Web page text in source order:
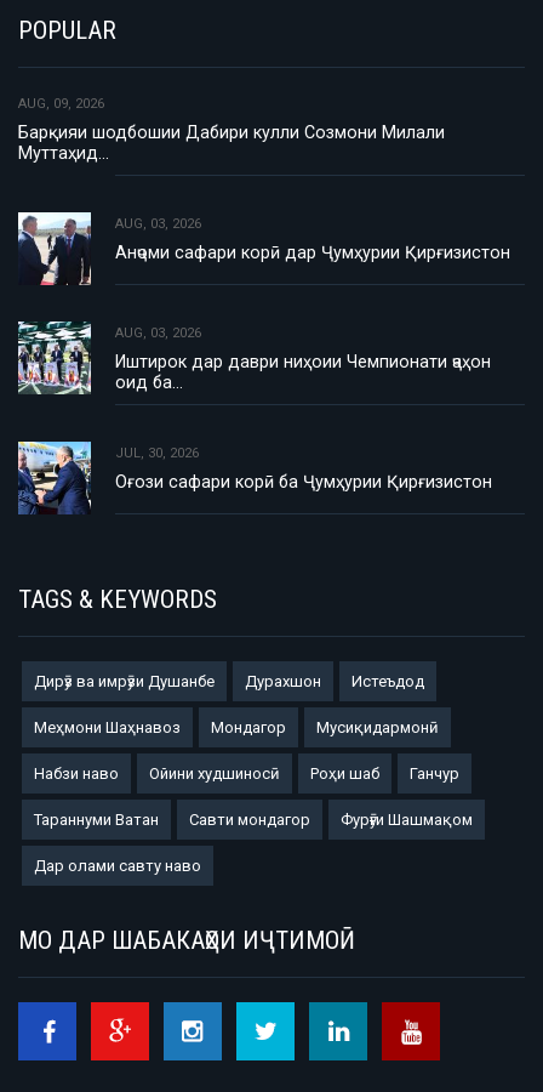
POPULAR
AUG, 09, 2026
Барқияи шодбошии Дабири кулли Созмони Милали
Муттаҳид…
AUG, 03, 2026
Анҷоми сафари корӣ дар Ҷумҳурии Қирғизистон
AUG, 03, 2026
Иштирок дар даври ниҳоии Чемпионати ҷаҳон
оид ба…
JUL, 30, 2026
Оғози сафари корӣ ба Ҷумҳурии Қирғизистон
TAGS & KEYWORDS
Дирӯз ва имрӯзи Душанбе Дурахшон Истеъдод
Меҳмони Шаҳнавоз Мондагор Мусиқидармонӣ
Набзи наво Ойини худшиносӣ Роҳи шаб Ганчур
Тараннуми Ватан Савти мондагор Фурӯғи Шашмақом
Дар олами савту наво
МО ДАР ШАБАКАҲОИ ИҶТИМОӢ